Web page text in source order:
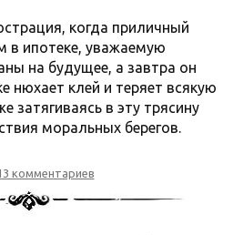
когда приличный
в ипотеке, уважаемую
на будущее, а завтра он
нюхает клей и теряет всякую
затягиваясь в эту трясину
моральных берегов.
комментариев